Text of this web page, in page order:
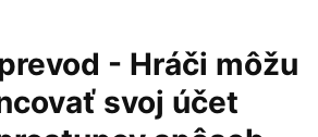
- Hráči môžu
svoj účet